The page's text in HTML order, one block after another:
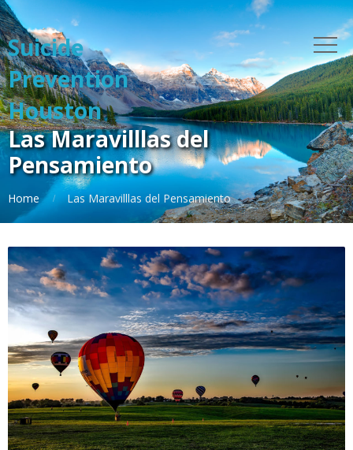
Suicide
Prevention
Houston
Las Maravilllas del
Pensamiento
Home Las Maravilllas del Pensamiento